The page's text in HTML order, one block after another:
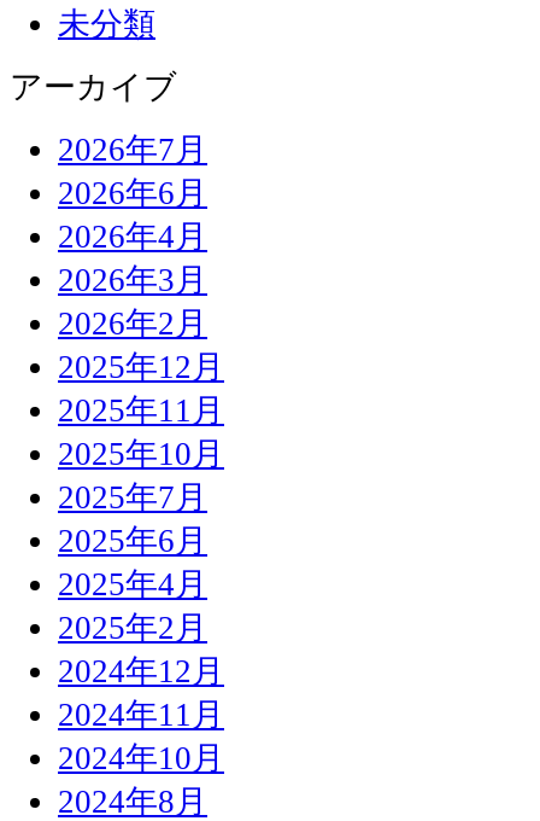
未分類
アーカイブ
2026年7月
2026年6月
2026年4月
2026年3月
2026年2月
2025年12月
2025年11月
2025年10月
2025年7月
2025年6月
2025年4月
2025年2月
2024年12月
2024年11月
2024年10月
2024年8月